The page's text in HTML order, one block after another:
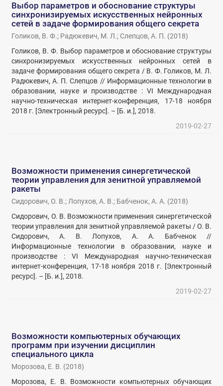
Выбор параметров и обоснование структуры
синхронизируемых искусственных нейронных
сетей в задаче формирования общего секрета
Голиков, В. Ф.; Радюкевич, М. Л.; Слепцов, А. П. (2018)
Голиков, В. Ф. Выбор параметров и обоснование структуры
синхронизируемых искусственных нейронных сетей в
задаче формирования общего секрета / В. Ф. Голиков, М. Л.
Радюкевич, А. П. Слепцов // Информационные технологии в
образовании, науке и производстве : VI Международная
научно-техническая интернет-конференция, 17-18 ноября
2018 г. [Электронный ресурс]. – [Б. и.], 2018.
2019-02-27
Возможности применения синергетической
теории управления для зенитной управляемой
ракеты
Сидорович, О. В.; Лопухов, А. В.; Бабченок, А. А. (2018)
Сидорович, О. В. Возможности применения синергетической
теории управления для зенитной управляемой ракеты / О. В.
Сидорович, А. В. Лопухов, А. А. Бабченок //
Информационные технологии в образовании, науке и
производстве : VI Международная научно-техническая
интернет-конференция, 17-18 ноября 2018 г. [Электронный
ресурс]. – [Б. и.], 2018.
2019-02-27
Возможности компьютерных обучающих
программ при изучении дисциплин
специального цикла
Морозова, Е. В. (2018)
Морозова, Е. В. Возможности компьютерных обучающих